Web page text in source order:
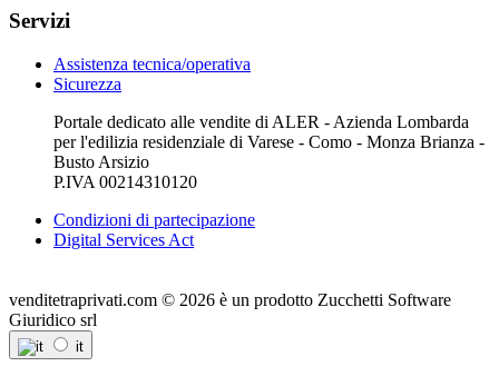
Servizi
Assistenza tecnica/operativa
Sicurezza
Portale dedicato alle vendite di ALER - Azienda Lombarda
per l'edilizia residenziale di Varese - Como - Monza Brianza -
Busto Arsizio
P.IVA 00214310120
Condizioni di partecipazione
Digital Services Act
venditetraprivati.com © 2026 è un prodotto Zucchetti Software
Giuridico srl
it